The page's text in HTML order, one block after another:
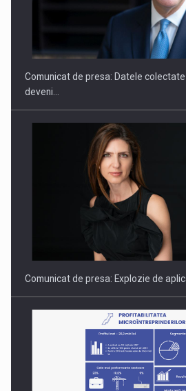
ROOTED IN ROMANIA, BUILT TO
PUTTING ROMANIAN CORPORATE
INTERNATIONAL BUSINESS SCENE
Comunicat de presa: Datele
deveni…
Comunicat de presa: Explozie de